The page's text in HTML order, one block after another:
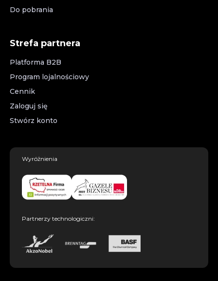
Do pobrania
Strefa partnera
Platforma B2B
Program lojalnościowy
Cennik
Zaloguj się
Stwórz konto
Wyróżnienia
Partnerzy technologiczni: